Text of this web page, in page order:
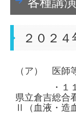
２０２
（ア） 医師
・１１月
県立倉吉総合
Ⅱ（血液・造